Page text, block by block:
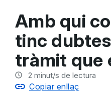
Amb qui
tinc
tràmit que
2 minut/s de lectura
Copiar enllaç